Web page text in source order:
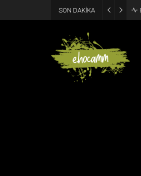
SON DAKİKA